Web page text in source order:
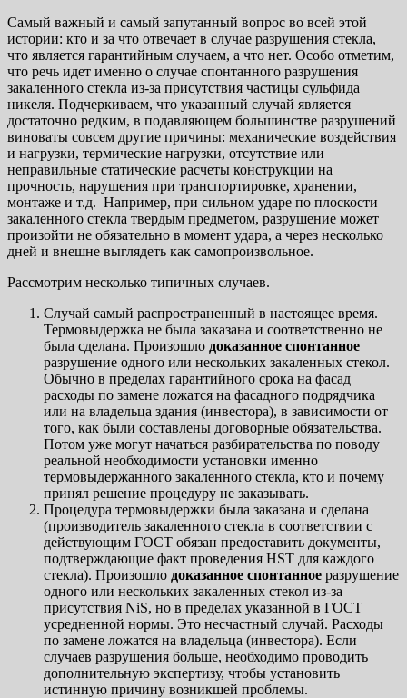
Самый важный и самый запутанный вопрос во всей этой
истории: кто и за что отвечает в случае разрушения стекла,
что является гарантийным случаем, а что нет. Особо отметим,
что речь идет именно о случае спонтанного разрушения
закаленного стекла из-за присутствия частицы сульфида
никеля. Подчеркиваем, что указанный случай является
достаточно редким, в подавляющем большинстве разрушений
виноваты совсем другие причины: механические воздействия
и нагрузки, термические нагрузки, отсутствие или
неправильные статические расчеты конструкции на
прочность, нарушения при транспортировке, хранении,
монтаже и т.д. Например, при сильном ударе по плоскости
закаленного стекла твердым предметом, разрушение может
произойти не обязательно в момент удара, а через несколько
дней и внешне выглядеть как самопроизвольное.
Рассмотрим несколько типичных случаев.
Случай самый распространенный в настоящее время.
Термовыдержка не была заказана и соответственно не
была сделана. Произошло доказанное спонтанное
разрушение одного или нескольких закаленных стекол.
Обычно в пределах гарантийного срока на фасад
расходы по замене ложатся на фасадного подрядчика
или на владельца здания (инвестора), в зависимости от
того, как были составлены договорные обязательства.
Потом уже могут начаться разбирательства по поводу
реальной необходимости установки именно
термовыдержанного закаленного стекла, кто и почему
принял решение процедуру не заказывать.
Процедура термовыдержки была заказана и сделана
(производитель закаленного стекла в соответствии с
действующим ГОСТ обязан предоставить документы,
подтверждающие факт проведения HST для каждого
стекла). Произошло доказанное спонтанное разрушение
одного или нескольких закаленных стекол из-за
присутствия NiS, но в пределах указанной в ГОСТ
усредненной нормы. Это несчастный случай. Расходы
по замене ложатся на владельца (инвестора). Если
случаев разрушения больше, необходимо проводить
дополнительную экспертизу, чтобы установить
истинную причину возникшей проблемы.